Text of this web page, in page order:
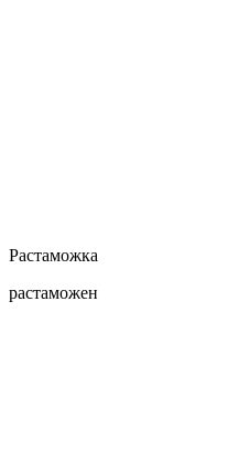
Растаможка
растаможен